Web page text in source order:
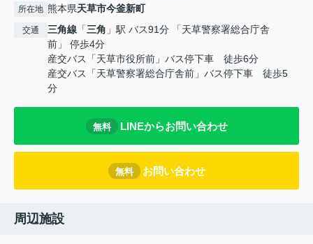
所在地 熊本県天草市今釜新町
交通 三角線 「三角 」駅 バス91分 「天草警察署総合庁舎
前」 停歩4分
産交バス「天草市役所前」バス停下車 徒歩6分
産交バス「天草警察署総合庁舎前」バス停下車 徒歩5
分
無料 LINEからお問い合わせ
無料 お問い合わせ
周辺施設